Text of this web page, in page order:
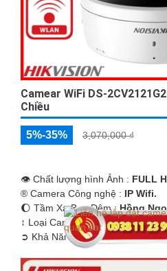
Camear WiFi DS-
Chiều
5%-35% 3,070,000 ₫
👁 Chất lượng hình Ảnh : FULL
®️ Camera Công nghệ : IP Wifi.
🌔 Tầm Xa Ban Đêm : Hồng
↕️ Loại CameraDome Kim loại +
️➲ Khả Năng :Thu Âm Và Loa.